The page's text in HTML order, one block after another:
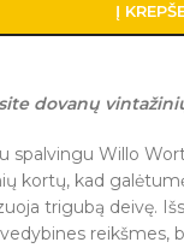
Į
dovanų
spalvingu Willo
kortų, kad
trigubą deivę.
reikšmes,